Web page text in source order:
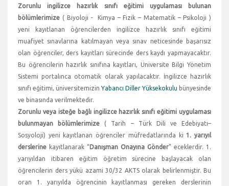
Zorunlu ingilizce hazırlık sınıfı eğitimi uygulaması bulunan
bölümlerimize ( Biyoloji - Kimya – Fizik – Matematik – Psikoloji )
yeni kayıtlanan öğrencilerden ingilizce hazırlık sınıfı eğitimi
muafiyet sınavlarına katılmayan veya sınav neticesinde başarısız
olan öğrenciler, ders kayıtları sürecinde ders kaydı yapmayacaktır.
Bu öğrencilerin hazırlık sınıfına kayıtları, Üniversite Bilgi Yönetim
Sistemi portalınca otomatik olarak yapılacaktır. İngilizce hazırlık
sınıfı eğitimi, üniversitemizin Yabancı Diller Yüksekokulu bünyesinde
ve binasında verilmektedir.
Zorunlu veya isteğe bağlı ingilizce hazırlık sınıfı eğitimi uygulaması
bulunmayan bölümlerimize ( Tarih – Türk Dili ve Edebiyatı–
Sosyoloji) yeni kayıtlanan öğrenciler müfredatlarında ki1. yarıyıl
derslerine kayıtlanarak “Danışman Onayına Gönder” eceklerdir. 1.
yarıyıldan itibaren eğitim öğretim sürecine başlayacak olan
öğrencilerin ders yükü azami 30/32 AKTS olarak belirlenmiştir. Bu
oran 1. yarıyılda öğrencinin kayıtlanması gereken derslerinin